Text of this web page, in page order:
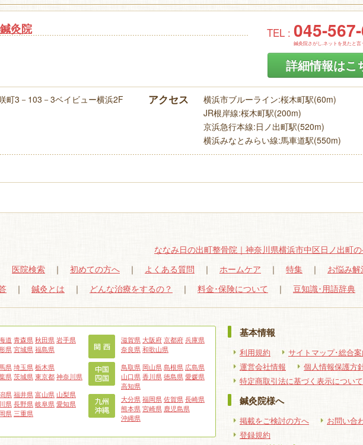
灸院 TEL : 045-
鍼灸院さがし.ネットを見たと
詳細情報はこ
町3－103－3ベイビュー横浜2F アクセス
横浜市ブルーライン:桜木町駅(60m)
JR根岸線:桜木町駅(200m)
京浜急行本線:日ノ出町駅(520m)
横浜みなとみらい線:馬車道駅(550m)
ななみ日の出町整骨院｜神奈川県横浜市中区日ノ出町
医院検索 ｜ 初めての方へ ｜ よくある質問 ｜ ホームケア ｜ 特集 ｜ お悩み解
｜ 鍼灸とは ｜ どんな治療をするの？ ｜ 料金･保険について ｜ 豆知識･用語辞典
道 青森県秋田県岩手県
県宮城県福島県
県埼玉県栃木県
県茨城県東京都神奈川県
県福井県富山県 山梨県
県長野県岐阜県愛知県
県 三重県
滋賀県大阪府京都府兵庫県
奈良県和歌山県
鳥取県 岡山県島根県 広島県
山口県香川県徳島県愛媛県
高知県
大分県福岡県佐賀県長崎県
熊本県宮崎県 鹿児島県
沖縄県
基本情報
利用規約
サイトマップ･総合
運営会社情報
個人情報保護方
特定商取引法に基づく表示について
鍼灸院様へ
掲載をご検討の方へ
お問い合
登録規約